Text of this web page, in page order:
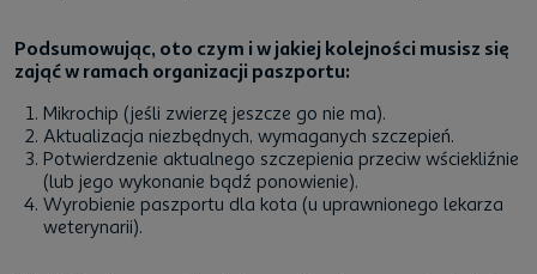
Podsumowując, oto czym i w jakiej kolejności musisz się
zająć w ramach organizacji paszportu:
Mikrochip (jeśli zwierzę jeszcze go nie ma).
Aktualizacja niezbędnych, wymaganych szczepień.
Potwierdzenie aktualnego szczepienia przeciw wściekliźnie
(lub jego wykonanie bądź ponowienie).
Wyrobienie paszportu dla kota (u uprawnionego lekarza
weterynarii).